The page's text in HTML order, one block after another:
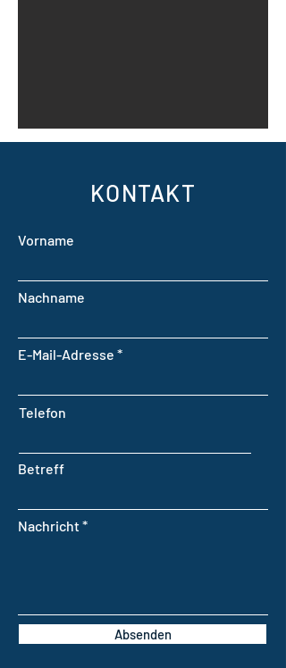
KONTAKT
Vorname
Nachname
E-Mail-Adresse
Telefon
Betreff
Nachricht
Absenden